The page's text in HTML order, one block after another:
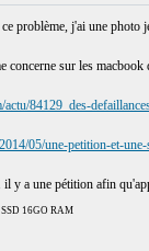
problème, j'ai une photo
concerne sur les macbook
84129_des-
05/une-petition-et-
y a une pétition afin
16GO RAM